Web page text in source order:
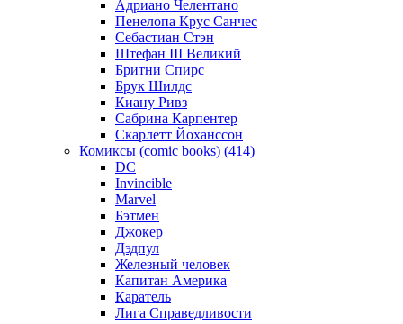
Адриано Челентано
Пенелопа Крус Санчес
Себастиан Стэн
Штефан III Великий
Бритни Спирс
Брук Шилдс
Киану Ривз
Сабрина Карпентер
Скарлетт Йоханссон
Комиксы (comic books) (414)
DC
Invincible
Marvel
Бэтмен
Джокер
Дэдпул
Железный человек
Капитан Америка
Каратель
Лига Справедливости